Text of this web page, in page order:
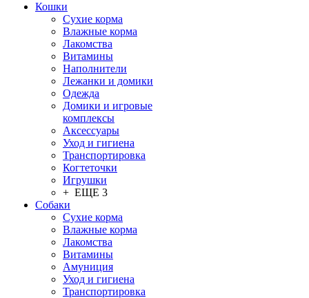
Кошки
Сухие корма
Влажные корма
Лакомства
Витамины
Наполнители
Лежанки и домики
Одежда
Домики и игровые
комплексы
Аксессуары
Уход и гигиена
Транспортировка
Когтеточки
Игрушки
+ ЕЩЕ 3
Собаки
Сухие корма
Влажные корма
Лакомства
Витамины
Амуниция
Уход и гигиена
Транспортировка